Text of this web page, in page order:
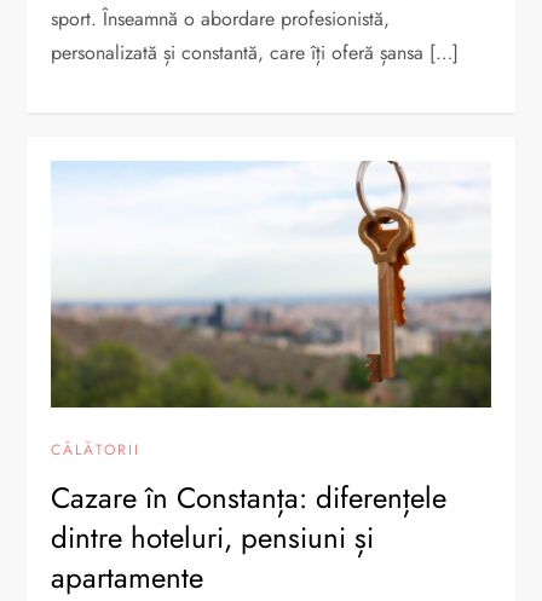
sport. Înseamnă o abordare profesionistă,
personalizată și constantă, care îți oferă șansa […]
CĂLĂTORII
Cazare în Constanța: diferențele
dintre hoteluri, pensiuni și
apartamente